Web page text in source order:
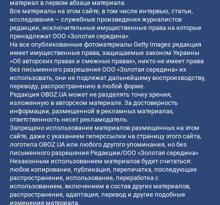
материал в первом абзаце материала.
Все материалы на этом сайте, в том числе интервью, статьи,
исследования – служебные произведения журналистов
редакции, исключительные имущественные права на которые
принадлежат ООО «Золотая середина».
На все опубликованные фотоматериалы Getty Images редакция
имеет имущественные права, защищаемые законом Украины
«Об авторских правах и смежных правах», никто не имеет права
без письменного разрешения ООО «Золотая середина» их
использовать, они не подлежат дальнейшему воспроизводству,
переводу, распространению в любой форме.
Редакция OBOZ.UA может не разделять точку зрения,
изложенную в авторском материале. За достоверность
информации, размещенной в рекламных материалах,
ответственность несет рекламодатель.
Запрещено использование материалов размещенных на этом
сайте, даже с указанием гиперссылки на страницу этого сайта,
логотипа OBOZ.UA или любого другого упоминания, но без
письменного разрешения Редакции/ООО «Золотая середина»
Незаконным использованием материалов будет считаться:
любое копирование, публикация, перепечатка, последующее
распространение, использование, переработка с
использованием, включением в состав других материалов,
распространение, адаптация, перевод и другие подобные
изменения материала.